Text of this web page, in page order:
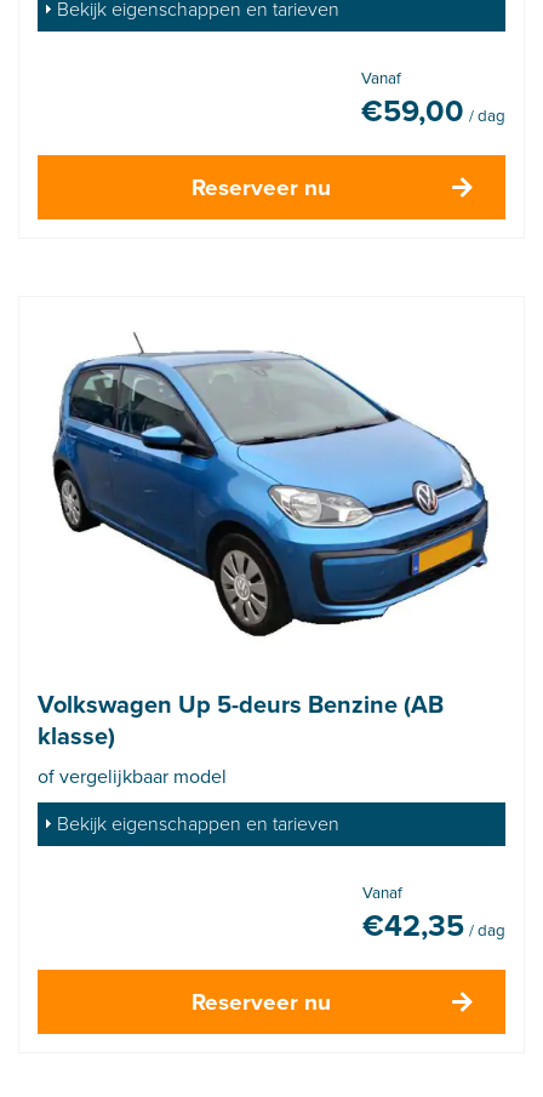
Bekijk eigenschappen en tarieven
Vanaf
€59,00 / dag
Reserveer nu
Volkswagen Up 5-deurs Benzine (AB
klasse)
of vergelijkbaar model
Bekijk eigenschappen en tarieven
Vanaf
€42,35 / dag
Reserveer nu